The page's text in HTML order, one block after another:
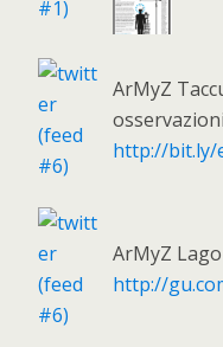
ArMyZ
http://bit.ly/
ArMyZ
http://